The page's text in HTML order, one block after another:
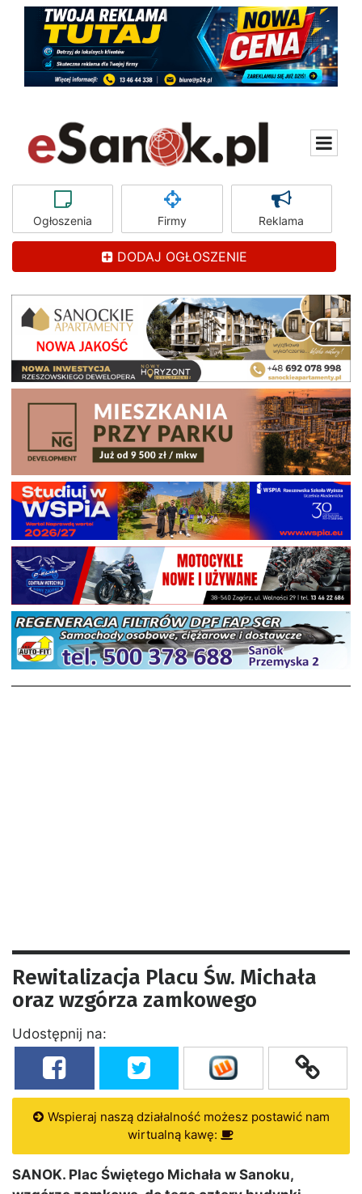
Ogłoszenia Firmy Reklama
DODAJ OGŁOSZENIE
Rewitalizacja Placu Św. Michała
oraz wzgórza zamkowego
Udostępnij na:
Wspieraj naszą działalność możesz postawić nam
wirtualną kawę:
SANOK. Plac Świętego Michała w Sanoku,